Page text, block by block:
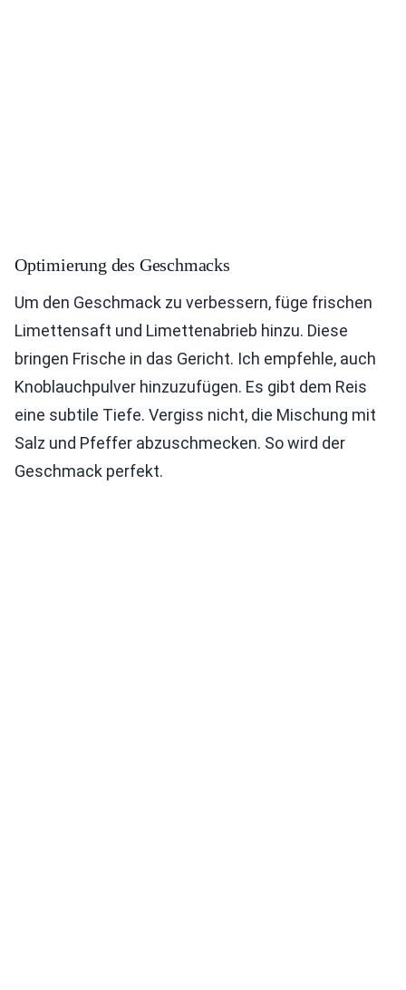
Optimierung des Geschmacks
Um den Geschmack zu verbessern, füge frischen
Limettensaft und Limettenabrieb hinzu. Diese
bringen Frische in das Gericht. Ich empfehle, auch
Knoblauchpulver hinzuzufügen. Es gibt dem Reis
eine subtile Tiefe. Vergiss nicht, die Mischung mit
Salz und Pfeffer abzuschmecken. So wird der
Geschmack perfekt.